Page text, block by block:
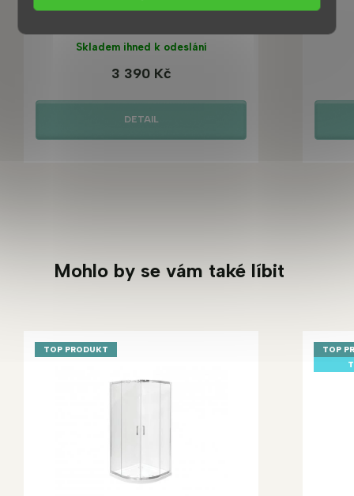
koupelny
Skladem ihned k odeslání
3 390 Kč
DETAIL
Mohlo by se vám také líbit
TOP PRODUKT
TOP